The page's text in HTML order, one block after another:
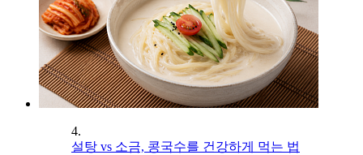
4.
설탕 vs 소금, 콩국수를 건강하게 먹는 법